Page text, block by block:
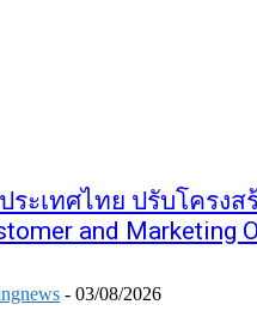
ระเทศไทย ปรับโครง
and
- 03/08/2026